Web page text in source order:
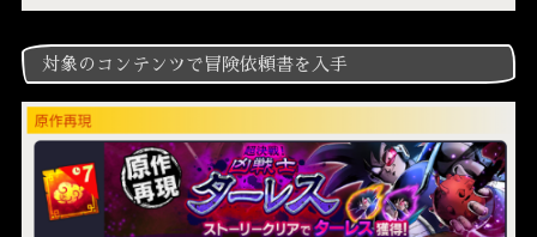
対象のコンテンツで冒険依頼書を入手